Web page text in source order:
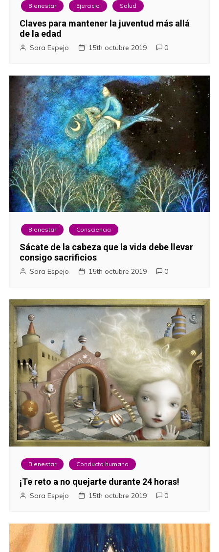
Bienestar Ejercicio Salud
Claves para mantener la juventud más allá
de la edad
Sara Espejo 15th octubre 2019 0
Bienestar Consciencia
Sácate de la cabeza que la vida debe llevar
consigo sacrificios
Sara Espejo 15th octubre 2019 0
Bienestar Conducta humana
¡Te reto a no quejarte durante 24 horas!
Sara Espejo 15th octubre 2019 0